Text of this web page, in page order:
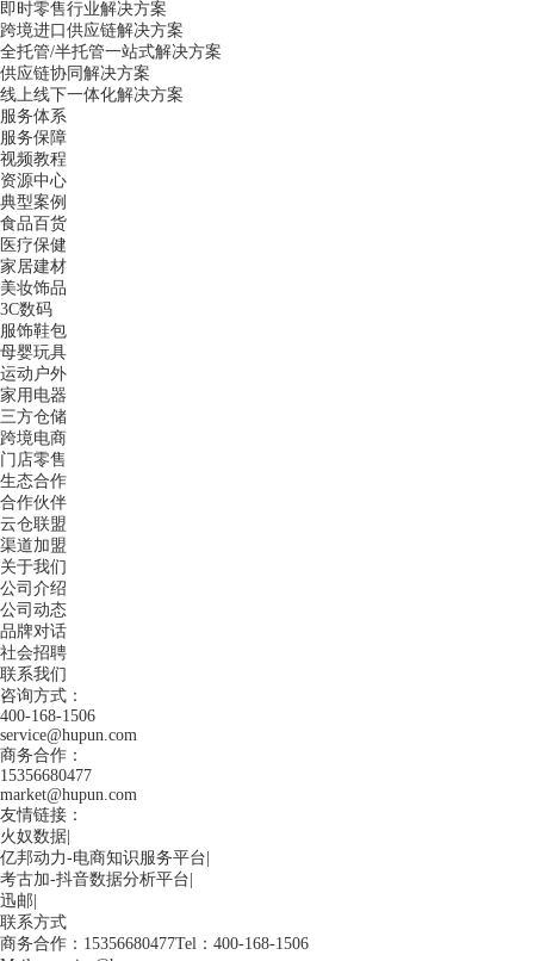
即时零售行业解决方案
跨境进口供应链解决方案
全托管/半托管一站式解决方案
供应链协同解决方案
线上线下一体化解决方案
服务体系
服务保障
视频教程
资源中心
典型案例
食品百货
医疗保健
家居建材
美妆饰品
3C数码
服饰鞋包
母婴玩具
运动户外
家用电器
三方仓储
跨境电商
门店零售
生态合作
合作伙伴
云仓联盟
渠道加盟
关于我们
公司介绍
公司动态
品牌对话
社会招聘
联系我们
咨询方式：
400-168-1506
service@hupun.com
商务合作：
15356680477
market@hupun.com
友情链接：
火奴数据
亿邦动力-电商知识服务平台
考古加-抖音数据分析平台
迅邮
联系方式
商务合作：15356680477Tel：400-168-1506